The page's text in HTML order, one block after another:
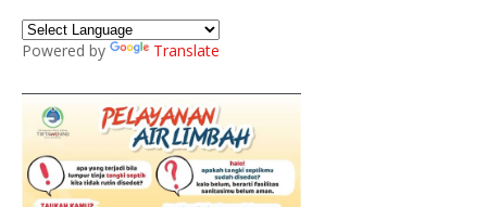
Powered by Translate